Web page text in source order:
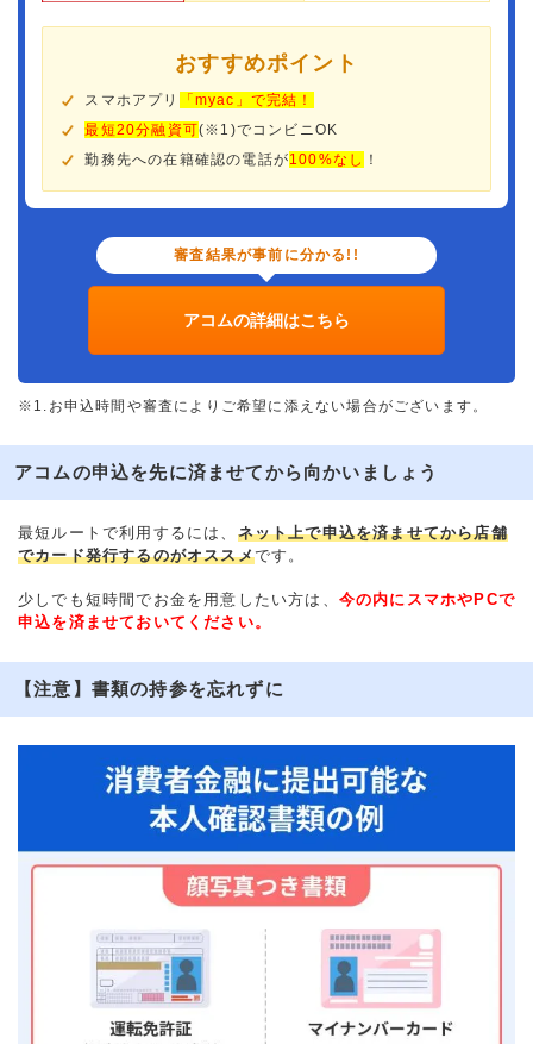
おすすめポイント
スマホアプリ
「myac」で完結！
最短20分融資可(※1)でコンビニOK
勤務先への在籍確認の電話が100%なし ！
審査結果が事前に分かる!!
アコムの詳細はこちら
※1.お申込時間や審査によりご希望に添えない場合がございます。
アコムの申込を先に済ませてから向かいましょう
最短ルートで利用するには、 ネット上で申込を済ませてから店舗
でカード発行するのがオススメです。
少しでも短時間でお金を用意したい方は、 今の内にスマホやPCで
申込を済ませておいてください。
【注意】書類の持参を忘れずに